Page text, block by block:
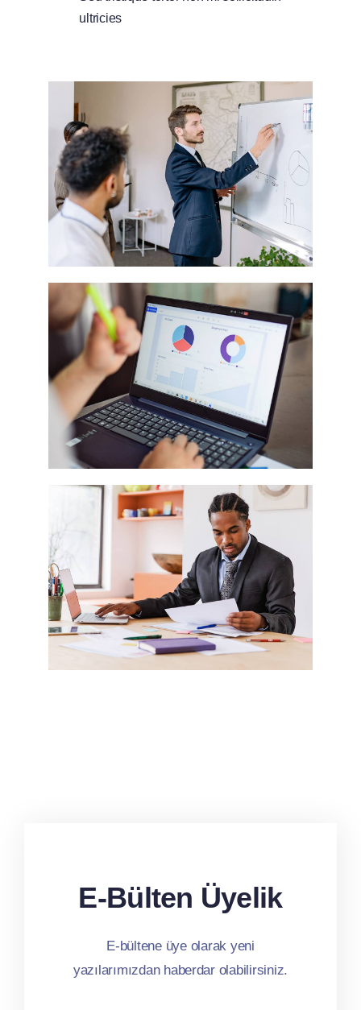
ultricies
E-Bülten Üyelik
E-bültene üye olarak yeni
yazılarımızdan haberdar olabilirsiniz.